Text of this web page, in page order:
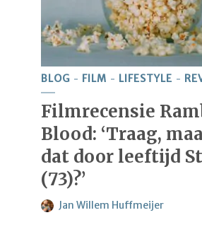
BLOG FILM LIFESTYLE
Filmrecensie
Blood: ‘Traag,
dat door leeftijd
(73)?’
Jan Willem Huffmeijer